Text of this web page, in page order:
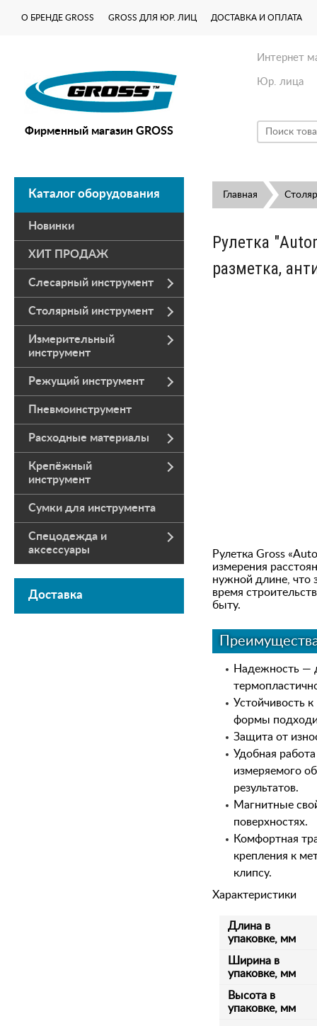
О БРЕНДЕ GROSS GROSS ДЛЯ ЮР. ЛИЦ ДОСТАВКА И ОПЛАТА
Фирменный магазин GROSS
Интернет
Юр. лица
Каталог оборудования
Новинки
ХИТ ПРОДАЖ
Слесарный инструмент
Столярный инструмент
Измерительный
инструмент
Режущий инструмент
Пневмоинструмент
Расходные материалы
Крепёжный
инструмент
Сумки для инструмента
Спецодежда и
аксессуары
Доставка
Главная
Рулетка
разметка,
Рулетка Gross
измерения
нужной длине, что
время
быту.
Надежность —
Устойчивость
формы
Защита от
Удобная
измеряемого
результатов.
Магнитные
поверхностях.
Комфортная
крепления к
клипсу.
Характеристики
Длина в
упаковке, мм
Ширина в
упаковке, мм
Высота в
упаковке, мм